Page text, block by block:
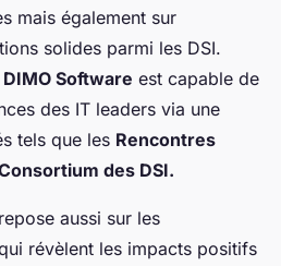
mais également sur
solides parmi les DSI.
DIMO Software est capable de
des IT leaders via une
tels que les Rencontres
des DSI.
aussi sur les
révèlent les impacts positifs